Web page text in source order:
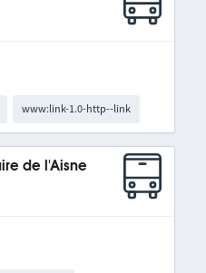
www:link-1.0-http--link
de l'Aisne